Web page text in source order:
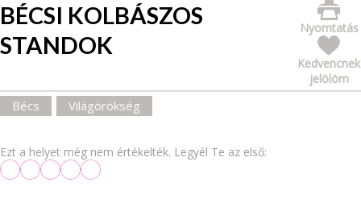
BÉCSI KOLBÁSZOS
STANDOK
Nyomtatás
Kedvencnek
jelölöm
Bécs Világörökség
Ezt a helyet még nem értékelték. Legyél Te az első: